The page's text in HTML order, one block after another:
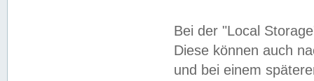
Bei der "Local
Diese können auch
und bei einem